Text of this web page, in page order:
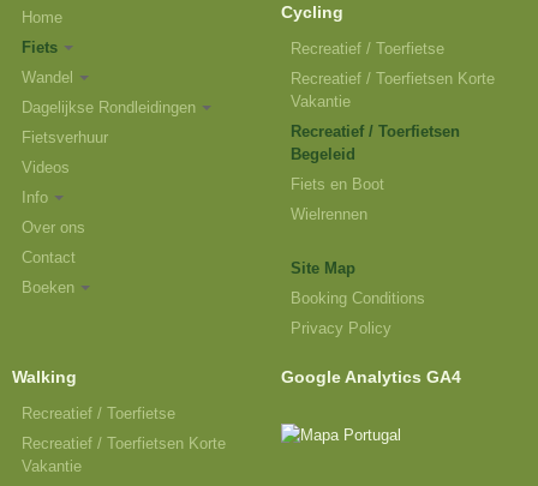
Home
Fiets
Wandel
Dagelijkse Rondleidingen
Fietsverhuur
Videos
Info
Over ons
Contact
Boeken
Cycling
Recreatief / Toerfietse
Recreatief / Toerfietsen Korte
Vakantie
Recreatief / Toerfietsen
Begeleid
Fiets en Boot
Wielrennen
Site Map
Booking Conditions
Privacy Policy
Walking
Recreatief / Toerfietse
Recreatief / Toerfietsen Korte
Vakantie
Google Analytics GA4